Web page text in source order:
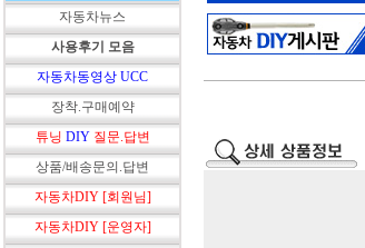
자동차뉴스
사용후기 모음
자동차동영상 UCC
장착.구매예약
튜닝 DIY 질문.답변
상품/배송문의.답변
자동차DIY [회원님]
자동차DIY [운영자]